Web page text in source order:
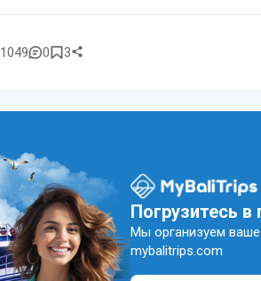
1049 0 3
Погрузитесь
Мы организуем ваше
mybalitrips.com